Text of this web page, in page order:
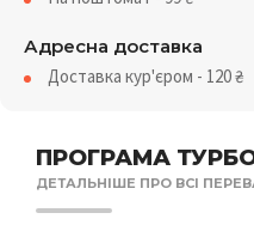
ПРОГРАМА
ДЕТАЛЬНІШЕ ПРО ВСІ
Адресна доставка
Доставка кур'єром - 120₴